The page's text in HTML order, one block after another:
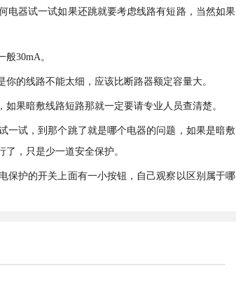
电器试一试如果还跳就要考虑线路有短路，当然如果
30mA。
的线路不能太细，应该比断路器额定容量大。
果暗敷线路短路那就一定要请专业人员查清楚。
一试，到那个跳了就是哪个电器的问题，如果是暗敷
，只是少一道安全保护。
保护的开关上面有一小按钮，自己观察以区别属于哪